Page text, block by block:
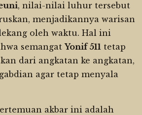
, nilai-nilai luhur tersebut
menjadikannya warisan
oleh waktu. Hal ini
semangatYonif 511 tetap
dari angkatan ke angkatan,
agar tetap menyala
akbar ini adalah